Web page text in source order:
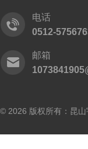
电话
0512-
邮箱
© 2026 版权所有：昆